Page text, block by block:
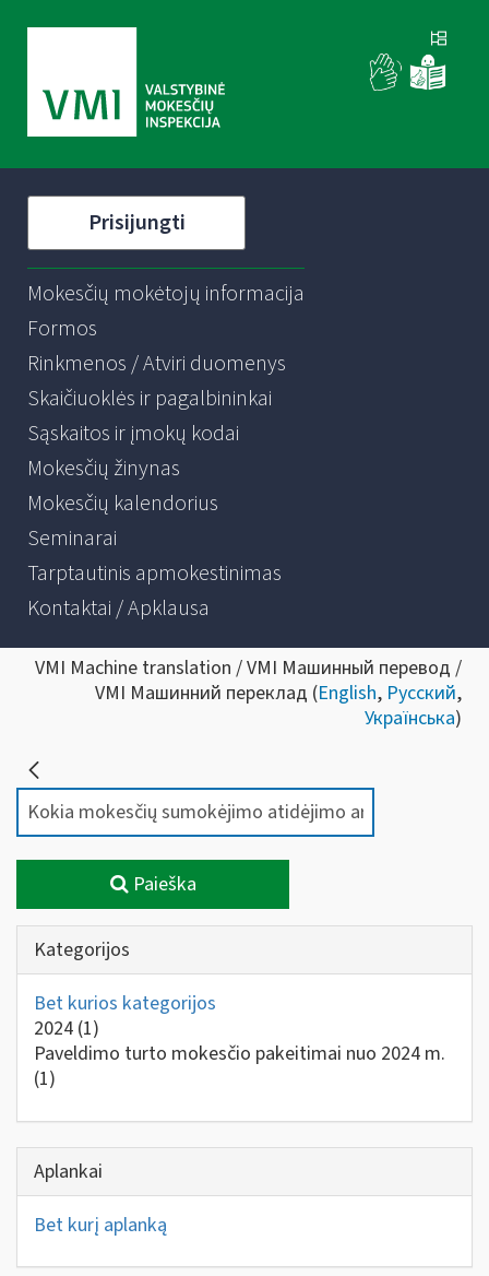
Prisijungti
Mokesčių mokėtojų informacija
Formos
Rinkmenos / Atviri duomenys
Skaičiuoklės ir pagalbininkai
Sąskaitos ir įmokų kodai
Mokesčių žinynas
Mokesčių kalendorius
Seminarai
Tarptautinis apmokestinimas
Kontaktai / Apklausa
VMI Machine translation / VMI Машинный перевод /
VMI Машинний переклад (English, Русский,
Українська)
Paieška
Kategorijos
Bet kurios kategorijos
2024 (1)
Paveldimo turto mokesčio pakeitimai nuo 2024 m.
(1)
Aplankai
Bet kurį aplanką